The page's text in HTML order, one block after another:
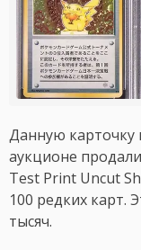
Данную карточку
аукционе
Test Print Uncut
100 редких карт.
тысяч.